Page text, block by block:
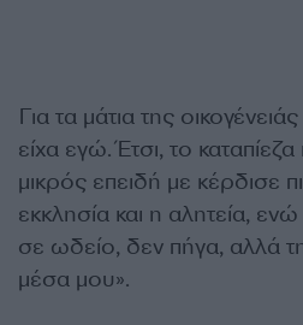
Για τα μάτια της
είχα εγώ. Έτσι, το
μικρός επειδή με κέρδισε
εκκλησία και η αλητεία,
σε ωδείο, δεν πήγα, αλλά
μέσα μου».